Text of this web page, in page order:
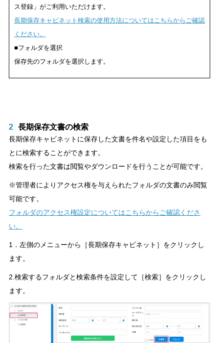
ス登録」がご利用いただけます。
長期保存キャビネット検索の使用方法についてはこちらからご確認
ください。
■フォルダを選択
保存先のフォルダを選択します。
2 長期保存文書の検索
長期保存キャビネットに保存した文書を件名や設定した項目をも
とに検索することができます。
検索を行った文書は閲覧やダウンロードを行うことが可能です。
※管理者によりアクセス権を与えられたフォルダの文書のみ閲覧
可能です。
フォルダのアクセス権設定についてはこちらからご確認くださ
い。
1．左側のメニューから［長期保存キャビネット］をクリックし
ます。
2.検索するフォルダと検索条件を設定して［検索］をクリックし
ます。